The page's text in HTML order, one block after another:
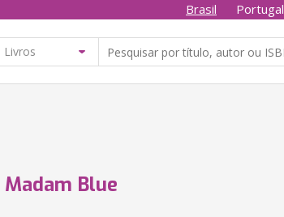
Brasil Portugal
Madam Blue